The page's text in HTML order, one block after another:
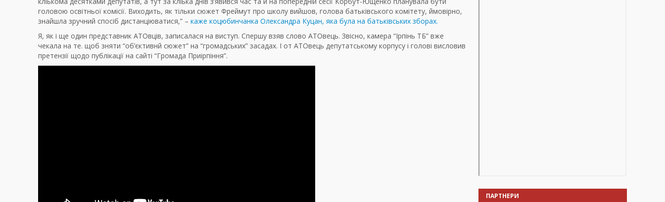
головою освітньої комісії. Виходить, як тільки сюжет Фреймут про школу вийшов, голова батьківського комітету, ймовірно,
знайшла зручний спосіб дистанціюватися,” – каже коцюбинчанка Олександра Куцан, яка була на батьківських зборах.
Я, як і ще один представник АТОвців, записалася на виступ. Спершу взяв слово АТОвець. Звісно, камера “Ірпінь ТБ” вже
чекала на те. щоб зняти “об’єктивнй сюжет” на “громадських” засадах. І от АТОвець депутатському корпусу і голові висловив
претензії щодо публікації на сайті “Громада Приірпіння”.
ПАРТНЕРИ